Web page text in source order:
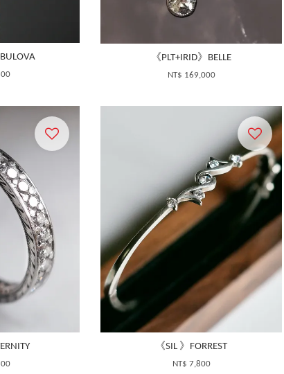
《PLT+IRID》BELLE
NT$ 169,000
《SIL 》FORREST
NT$ 7,800